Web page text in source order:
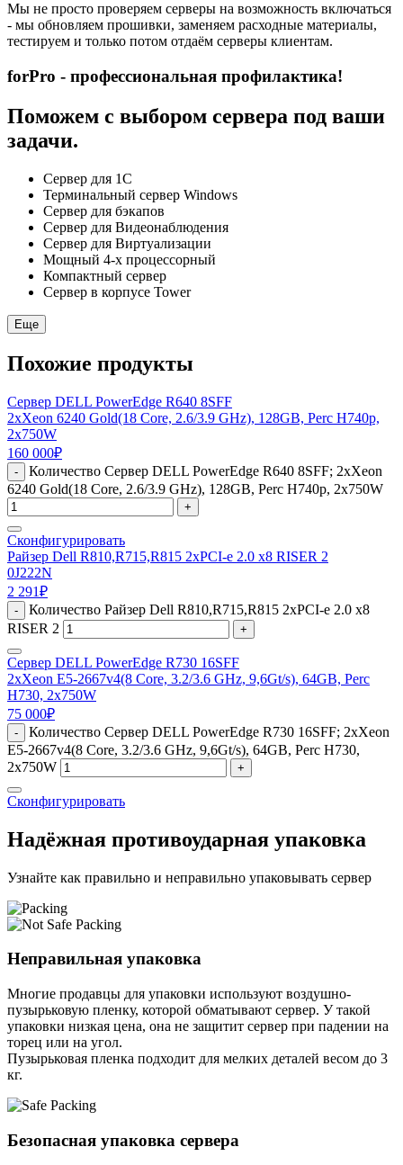
Мы не просто проверяем серверы на возможность включаться
- мы обновляем прошивки, заменяем расходные материалы,
тестируем и только потом отдаём серверы клиентам.
forPro - профессиональная профилактика!
Поможем с выбором сервера под ваши
задачи.
Сервер для 1С
Терминальный сервер Windows
Сервер для бэкапов
Сервер для Видеонаблюдения
Сервер для Виртуализации
Мощный 4-х процессорный
Компактный сервер
Сервер в корпусе Tower
Еще
Похожие продукты
Сервер DELL PowerEdge R640 8SFF
2xXeon 6240 Gold(18 Core, 2.6/3.9 GHz), 128GB, Perc H740p,
2x750W
160 000₽
-
Количество Сервер DELL PowerEdge R640 8SFF; 2xXeon
6240 Gold(18 Core, 2.6/3.9 GHz), 128GB, Perc H740p, 2x750W
+
Сконфигурировать
Райзер Dell R810,R715,R815 2xPCI-e 2.0 x8 RISER 2
0J222N
2 291₽
-
Количество Райзер Dell R810,R715,R815 2xPCI-e 2.0 x8
RISER 2
+
Сервер DELL PowerEdge R730 16SFF
2xXeon E5-2667v4(8 Core, 3.2/3.6 GHz, 9,6Gt/s), 64GB, Perc
H730, 2x750W
75 000₽
-
Количество Сервер DELL PowerEdge R730 16SFF; 2xXeon
E5-2667v4(8 Core, 3.2/3.6 GHz, 9,6Gt/s), 64GB, Perc H730,
2x750W
+
Сконфигурировать
Надёжная противоударная упаковка
Узнайте как правильно и неправильно упаковывать сервер
Неправильная упаковка
Многие продавцы для упаковки используют воздушно-
пузырьковую пленку, которой обматывают сервер. У такой
упаковки низкая цена, она не защитит сервер при падении на
торец или на угол.
Пузырьковая пленка подходит для мелких деталей весом до 3
кг.
Безопасная упаковка сервера